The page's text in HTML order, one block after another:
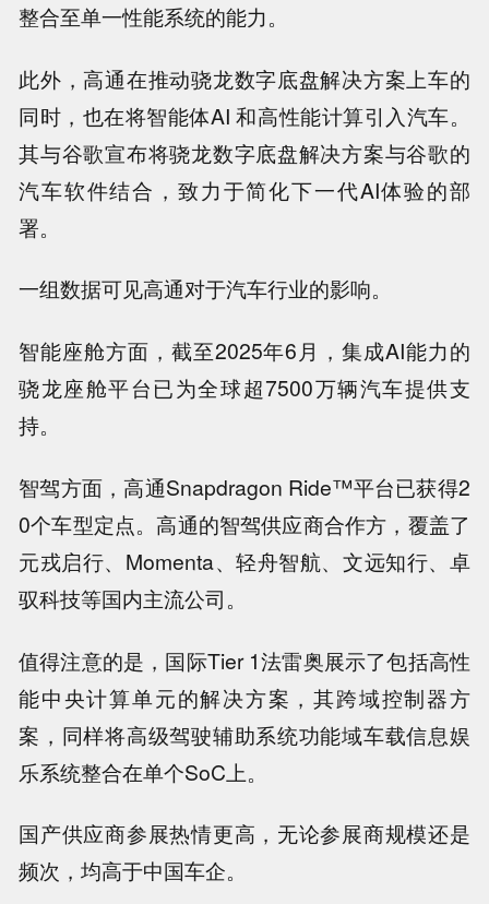
整合至单一性能系统的能力。
此外，高通在推动骁龙数字底盘解决方案上车的
同时，也在将智能体AI 和高性能计算引入汽车。
其与谷歌宣布将骁龙数字底盘解决方案与谷歌的
汽车软件结合，致力于简化下一代AI体验的部
署。
一组数据可见高通对于汽车行业的影响。
智能座舱方面，截至2025年6月，集成AI能力的
骁龙座舱平台已为全球超7500万辆汽车提供支
持。
智驾方面，高通Snapdragon Ride™平台已获得2
0个车型定点。高通的智驾供应商合作方，覆盖了
元戎启行、Momenta、轻舟智航、文远知行、卓
驭科技等国内主流公司。
值得注意的是，国际Tier 1法雷奥展示了包括高性
能中央计算单元的解决方案，其跨域控制器方
案，同样将高级驾驶辅助系统功能域车载信息娱
乐系统整合在单个SoC上。
国产供应商参展热情更高，无论参展商规模还是
频次，均高于中国车企。